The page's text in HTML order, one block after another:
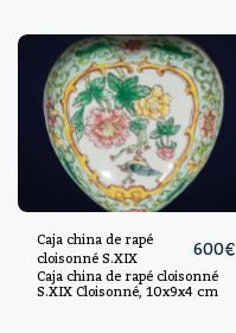
Caja china de rapé
cloisonné S.XIX 600€
Caja china de rapé cloisonné
S.XIX Cloisonné, 10x9x4 cm